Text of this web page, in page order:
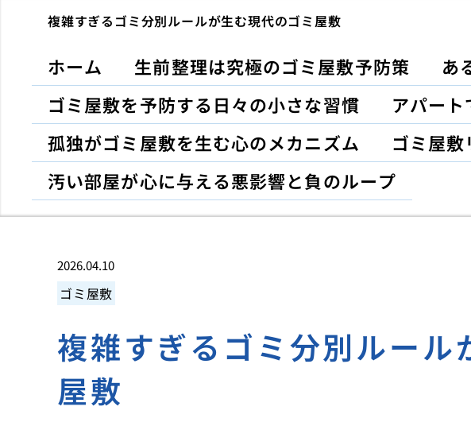
複雑すぎるゴミ分別ルールが生む現代のゴミ屋敷
ホーム 生前整理は究極のゴミ屋敷予防策
あ
ゴミ屋敷を予防する日々の小さな習慣
アパー
孤独がゴミ屋敷を生む心のメカニズム
ゴミ屋
汚い部屋が心に与える悪影響と負のループ
2026.04.10
ゴミ屋敷
複雑すぎるゴミ分別ルール
屋敷